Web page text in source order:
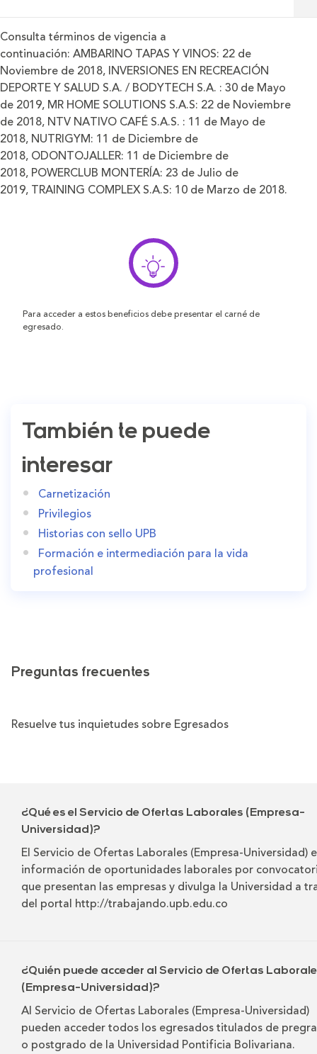
Consulta términos de vigencia a
continuación: AMBARINO TAPAS Y VINOS: 22 de
Noviembre de 2018, INVERSIONES EN RECREACIÓN
DEPORTE Y SALUD S.A. / BODYTECH S.A. : 30 de Mayo
de 2019, MR HOME SOLUTIONS S.A.S: 22 de Noviembre
de 2018, NTV NATIVO CAFÉ S.A.S. : 11 de Mayo de
2018, NUTRIGYM: 11 de Diciembre de
2018, ODONTOJALLER: 11 de Diciembre de
2018, POWERCLUB MONTERÍA: 23 de Julio de
2019, TRAINING COMPLEX S.A.S: 10 de Marzo de 2018.
Para acceder a estos beneficios debe presentar el carné de
egresado.
También te puede
interesar
Carnetización
Privilegios
Historias con sello UPB
Formación e intermediación para la vida
profesional
Preguntas frecuentes
Resuelve tus inquietudes sobre Egresados
¿Qué es el Servicio de Ofertas Laborales (Empresa-
Universidad)?
El Servicio de Ofertas Laborales (Empresa-Universidad)
información de oportunidades laborales por
que presentan las empresas y divulga la Universidad a
del portal http://trabajando.upb.edu.co
¿Quién puede acceder al Servicio de Ofertas
(Empresa-Universidad)?
Al Servicio de Ofertas Laborales (Empresa-Universidad)
pueden acceder todos los egresados titulados de
o postgrado de la Universidad Pontificia Bolivariana.